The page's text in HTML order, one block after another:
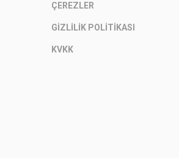
ÇEREZLER
GIZLILIK POLITIKASI
KVKK